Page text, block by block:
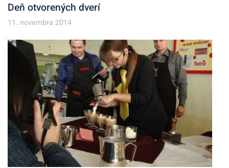
Deň otvorených dverí
11. novembra 2014